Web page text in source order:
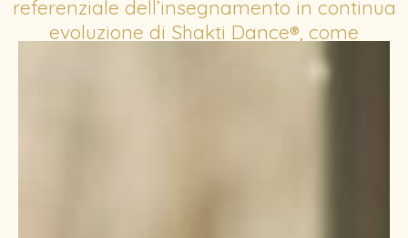
referenziale dell’insegnamento in continua
evoluzione di Shakti Dance®, come